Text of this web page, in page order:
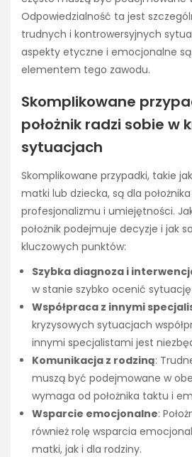
Odpowiedzialność ta jest
trudnych i kontrowersyjnych
aspekty etyczne i emocjonalne
elementem tego zawodu.
Skomplikowane
położnik radzi sobie w
sytuacjach
Skomplikowane przypadki, takie
matki lub dziecka, są dla
profesjonalizmu i umiejętności.
położnik podejmuje decyzje i jak
kluczowych punktów:
Szybka diagnoza i
w stanie szybko ocenić sytuację
Współpraca z innymi
kryzysowych sytuacjach
innymi specjalistami jest
Komunikacja z rodziną:
muszą być podejmowane w
wymaga od położnika taktu i
Wsparcie emocjonalne:
również rolę wsparcia
matki, jak i dla rodziny.